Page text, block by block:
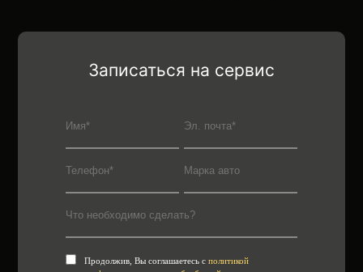
Записаться на сервис
Продолжив, Вы соглашаетесь с политикой